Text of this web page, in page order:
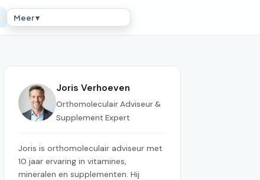
Meer ▾
Joris Verhoeven
Orthomoleculair Adviseur &
Supplement Expert
Joris is orthomoleculair adviseur met
10 jaar ervaring in vitamines,
mineralen en supplementen. Hij